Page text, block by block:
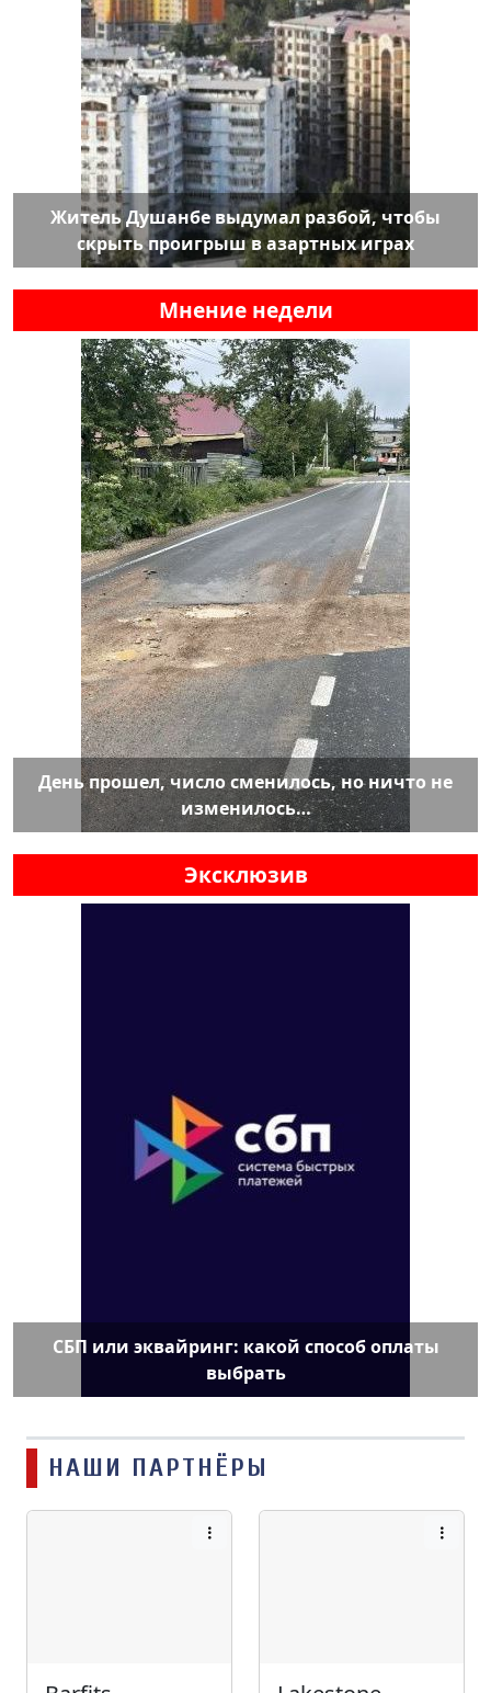
Житель Душанбе выдумал разбой, чтобы
скрыть проигрыш в азартных играх
Мнение недели
День прошел, число сменилось, но ничто не
изменилось…
Эксклюзив
СБП или эквайринг: какой способ оплаты
выбрать
НАШИ ПАРТНЁРЫ